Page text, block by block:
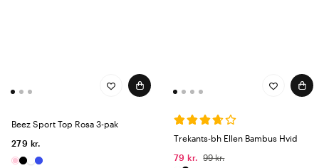
Beez Sport Top Rosa 3-pak
279 kr.
Trekants-bh Ellen Bambus Hvid
79 kr.
99 kr.